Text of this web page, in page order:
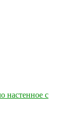
настенное с